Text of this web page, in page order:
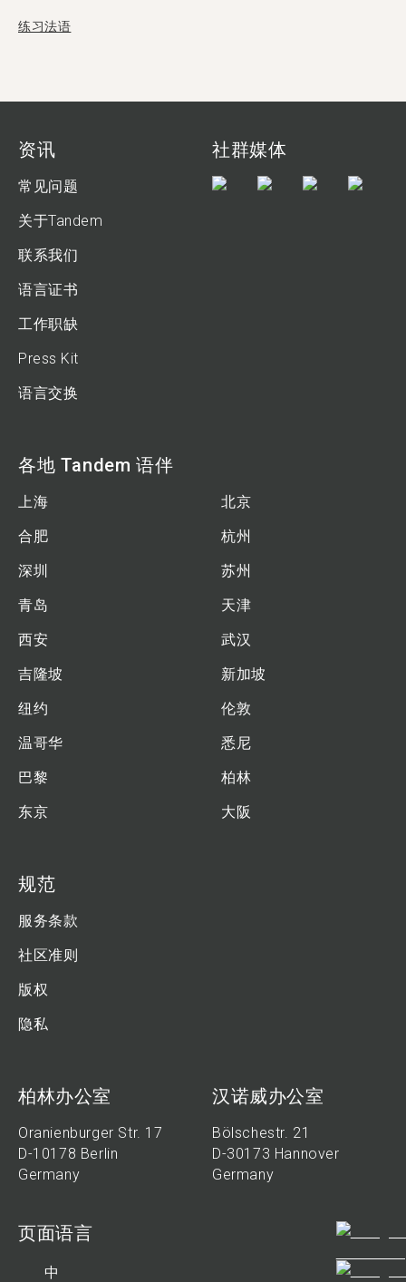
练习法语
资讯
常见问题
关于Tandem
联系我们
语言证书
工作职缺
Press Kit
语言交换
社群媒体
各地 Tandem 语伴
上海
北京
合肥
杭州
深圳
苏州
青岛
天津
西安
武汉
吉隆坡
新加坡
纽约
伦敦
温哥华
悉尼
巴黎
柏林
东京
大阪
规范
服务条款
社区准则
版权
隐私
柏林办公室
Oranienburger Str. 17
D-10178 Berlin
Germany
汉诺威办公室
Bölschestr. 21
D-30173 Hannover
Germany
页面语言
中